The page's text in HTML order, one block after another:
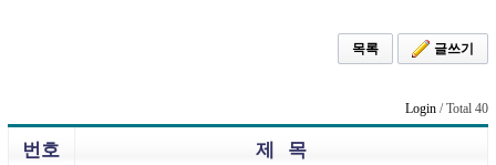
목록 글쓰기
Login / Total 40
번호 제 목